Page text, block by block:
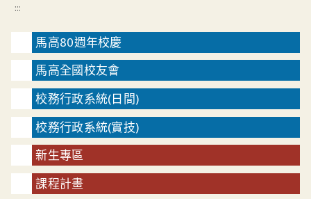
:::
馬高80週年校慶
馬高全國校友會
校務行政系統(日間)
校務行政系統(實技)
新生專區
課程計畫